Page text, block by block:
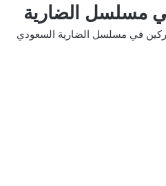
مسلسل الضارية
في مسلسل الضارية السعودي